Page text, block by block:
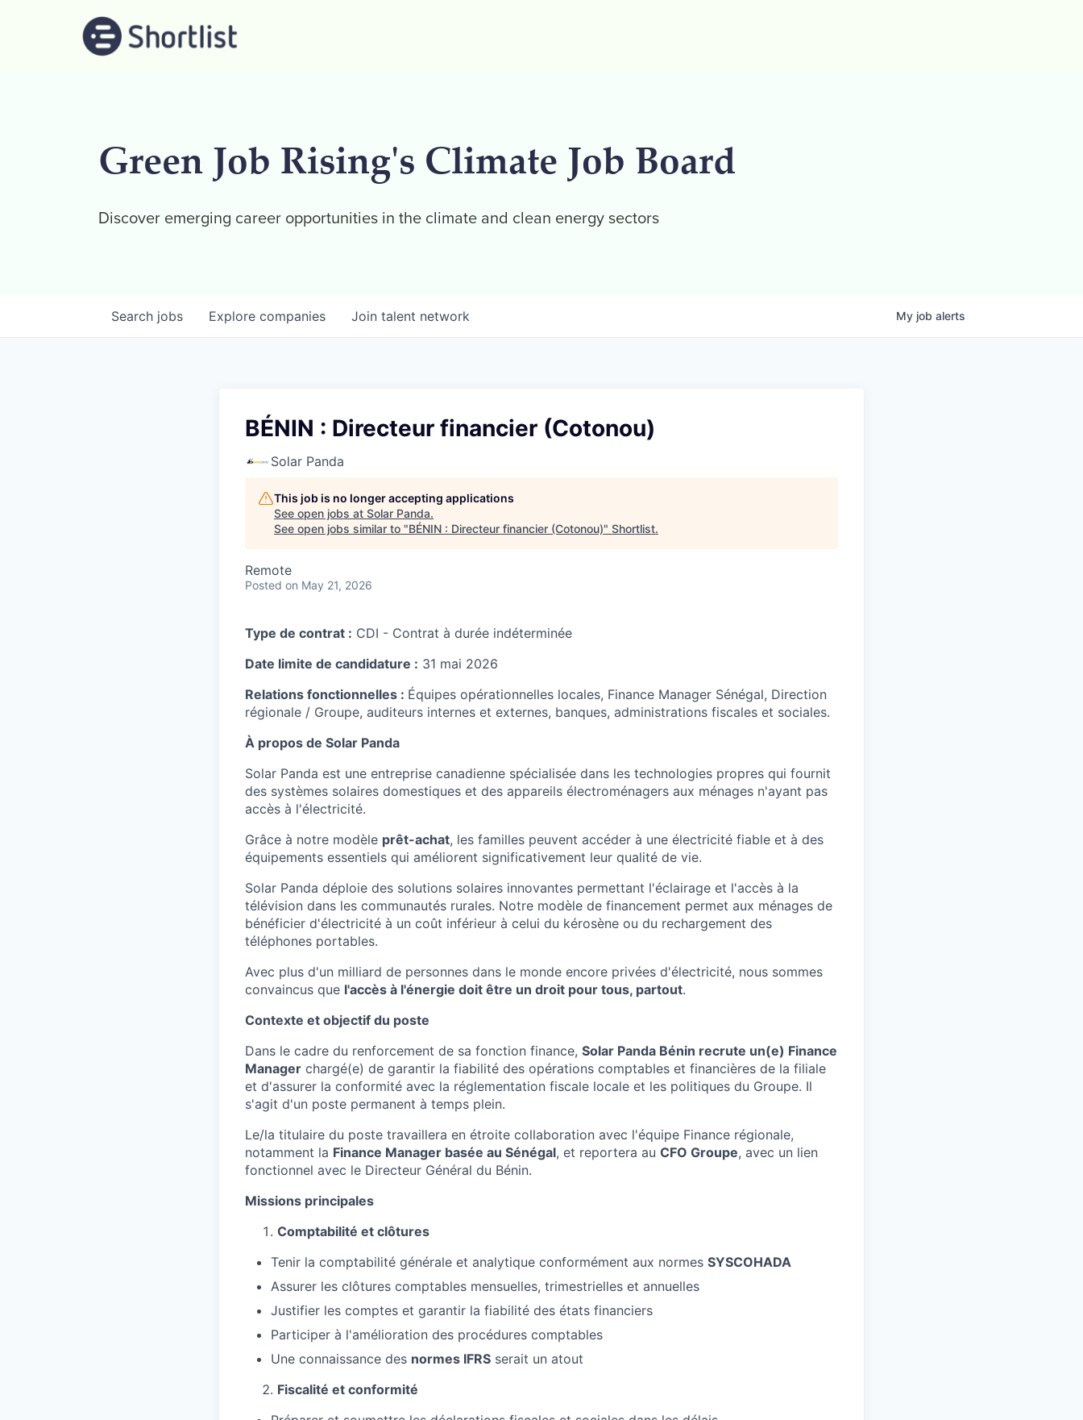
Green Job Rising's Climate Job Board
Discover emerging career opportunities in the climate and clean energy sectors
Search jobs Explore companies Join talent network My job alerts
BÉNIN : Directeur financier (Cotonou)
Solar Panda
This job is no longer accepting applications
See open jobs at Solar Panda.
See open jobs similar to "BÉNIN : Directeur financier (Cotonou)" Shortlist.
Remote
Posted on May 21, 2026
Type de contrat : CDI - Contrat à durée indéterminée
Date limite de candidature : 31 mai 2026
Relations fonctionnelles : Équipes opérationnelles locales, Finance Manager Sénégal, Direction
régionale / Groupe, auditeurs internes et externes, banques, administrations fiscales et sociales.
À propos de Solar Panda
Solar Panda est une entreprise canadienne spécialisée dans les technologies propres qui fournit
des systèmes solaires domestiques et des appareils électroménagers aux ménages n'ayant pas
accès à l'électricité.
Grâce à notre modèle prêt-achat, les familles peuvent accéder à une électricité fiable et à des
équipements essentiels qui améliorent significativement leur qualité de vie.
Solar Panda déploie des solutions solaires innovantes permettant l'éclairage et l'accès à la
télévision dans les communautés rurales. Notre modèle de financement permet aux ménages de
bénéficier d'électricité à un coût inférieur à celui du kérosène ou du rechargement des
téléphones portables.
Avec plus d'un milliard de personnes dans le monde encore privées d'électricité, nous sommes
convaincus que l'accès à l'énergie doit être un droit pour tous, partout.
Contexte et objectif du poste
Dans le cadre du renforcement de sa fonction finance, Solar Panda Bénin recrute un(e) Finance
Manager chargé(e) de garantir la fiabilité des opérations comptables et financières de la filiale
et d'assurer la conformité avec la réglementation fiscale locale et les politiques du Groupe. Il
s'agit d'un poste permanent à temps plein.
Le/la titulaire du poste travaillera en étroite collaboration avec l'équipe Finance régionale,
notamment la Finance Manager basée au Sénégal, et reportera au CFO Groupe, avec un lien
fonctionnel avec le Directeur Général du Bénin.
Missions principales
Comptabilité et clôtures
Tenir la comptabilité générale et analytique conformément aux normes SYSCOHADA
Assurer les clôtures comptables mensuelles, trimestrielles et annuelles
Justifier les comptes et garantir la fiabilité des états financiers
Participer à l'amélioration des procédures comptables
Une connaissance des normes IFRS serait un atout
Fiscalité et conformité